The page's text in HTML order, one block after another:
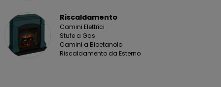
Riscaldamento
Camini Elettrici
Stufe a Gas
Camini a Bioetanolo
Riscaldamento da Esterno